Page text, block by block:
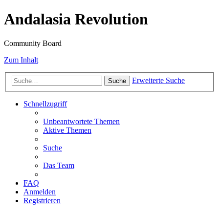
Andalasia Revolution
Community Board
Zum Inhalt
Suche Erweiterte Suche
Schnellzugriff
Unbeantwortete Themen
Aktive Themen
Suche
Das Team
FAQ
Anmelden
Registrieren